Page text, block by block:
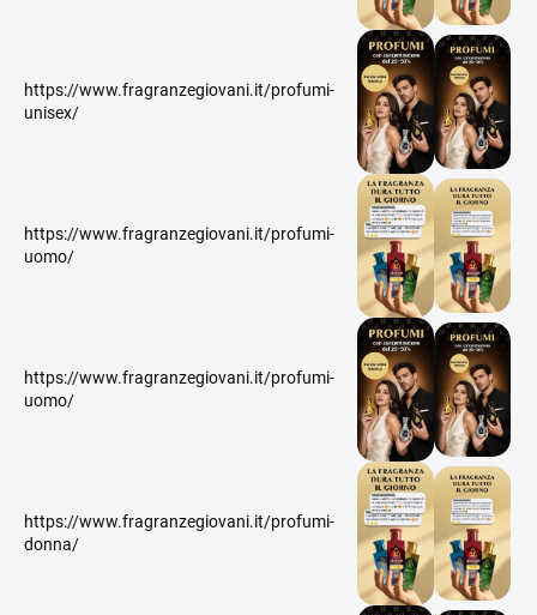
https://www.fragranzegiovani.it/profumi-
unisex/
https://www.fragranzegiovani.it/profumi-
uomo/
https://www.fragranzegiovani.it/profumi-
uomo/
https://www.fragranzegiovani.it/profumi-
donna/